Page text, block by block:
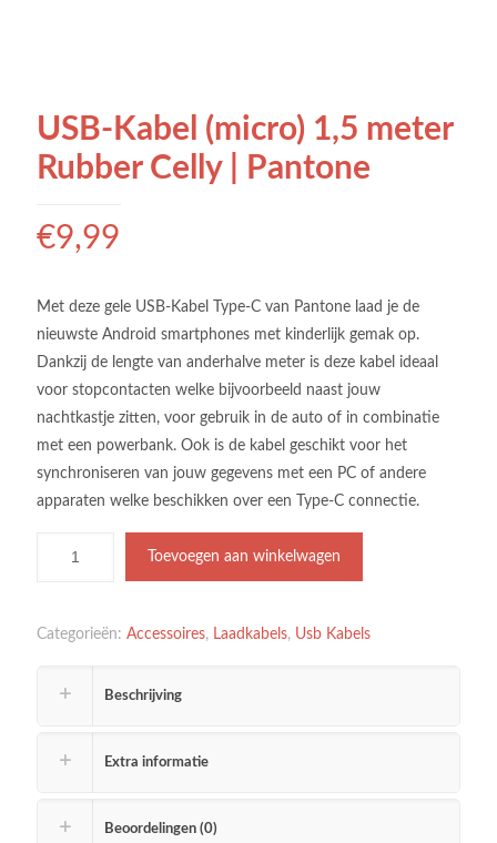
USB-Kabel (micro) 1,5 meter
Rubber Celly | Pantone
€9,99
Met deze gele USB-Kabel Type-C van Pantone laad je de
nieuwste Android smartphones met kinderlijk gemak op.
Dankzij de lengte van anderhalve meter is deze kabel ideaal
voor stopcontacten welke bijvoorbeeld naast jouw
nachtkastje zitten, voor gebruik in de auto of in combinatie
met een powerbank. Ook is de kabel geschikt voor het
synchroniseren van jouw gegevens met een PC of andere
apparaten welke beschikken over een Type-C connectie.
Toevoegen aan winkelwagen
Categorieën: Accessoires, Laadkabels, Usb Kabels
Beschrijving
Extra informatie
Beoordelingen (0)